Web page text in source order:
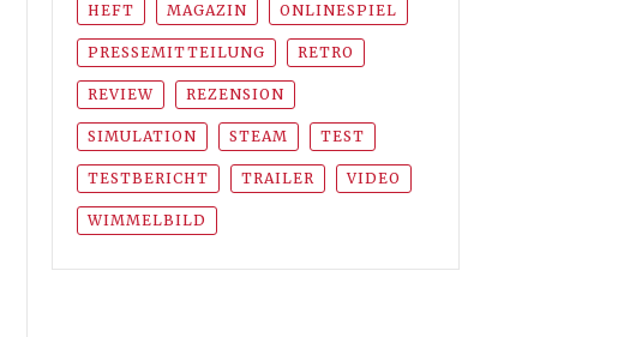
HEFT MAGAZIN ONLINESPIEL
PRESSEMITTEILUNG RETRO
REVIEW REZENSION
SIMULATION STEAM TEST
TESTBERICHT TRAILER VIDEO
WIMMELBILD